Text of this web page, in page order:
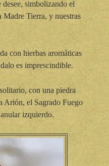
simbolizando el
Madre Tierra, y nuestras
con hierbas aromáticas
es imprescindible.
con una piedra
Arión, el Sagrado Fuego
izquierdo.